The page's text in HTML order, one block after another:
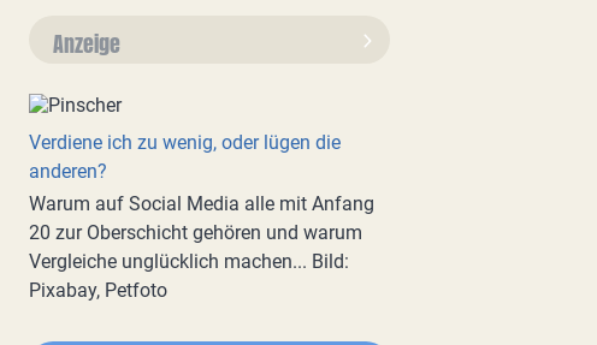
Anzeige
Verdiene ich zu wenig, oder lügen die
anderen?
Warum auf Social Media alle mit Anfang
20 zur Oberschicht gehören und warum
Vergleiche unglücklich machen... Bild:
Pixabay, Petfoto